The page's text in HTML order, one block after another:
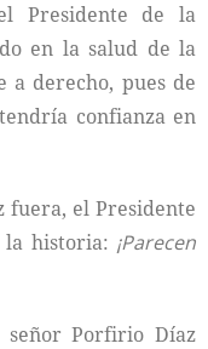
Presidente de la
en la salud de la
a derecho, pues de
confianza en
fuera, el Presidente
la historia: ¡Parecen
señor Porfirio Díaz